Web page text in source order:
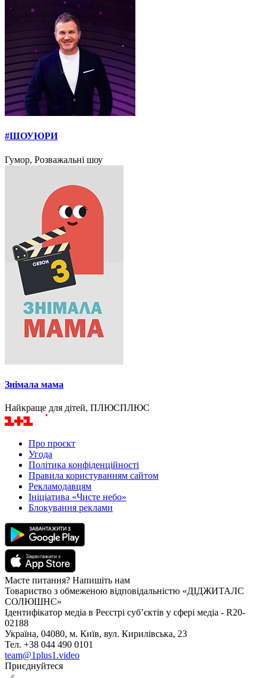
#ШОУЮРИ
Гумор, Розважальні шоу
Знімала мама
Найкраще для дітей, ПЛЮСПЛЮС
Про проєкт
Угода
Політика конфіденційності
Правила користуванням сайтом
Рекламодавцям
Ініціатива «Чисте небо»
Блокування реклами
Маєте питання? Напишіть нам
Товариство з обмеженою відповідальністю «ДІДЖИТАЛС
СОЛЮШНС»
Ідентифікатор медіа в Реєстрі суб’єктів у сфері медіа - R20-
02188
Україна, 04080, м. Київ, вул. Кирилівська, 23
Тел. +38 044 490 0101
team@1plus1.video
Приєднуйтеся